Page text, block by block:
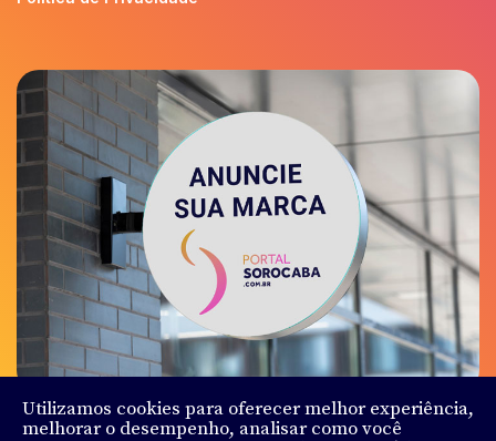
Utilizamos cookies para oferecer melhor experiência,
melhorar o desempenho, analisar como você